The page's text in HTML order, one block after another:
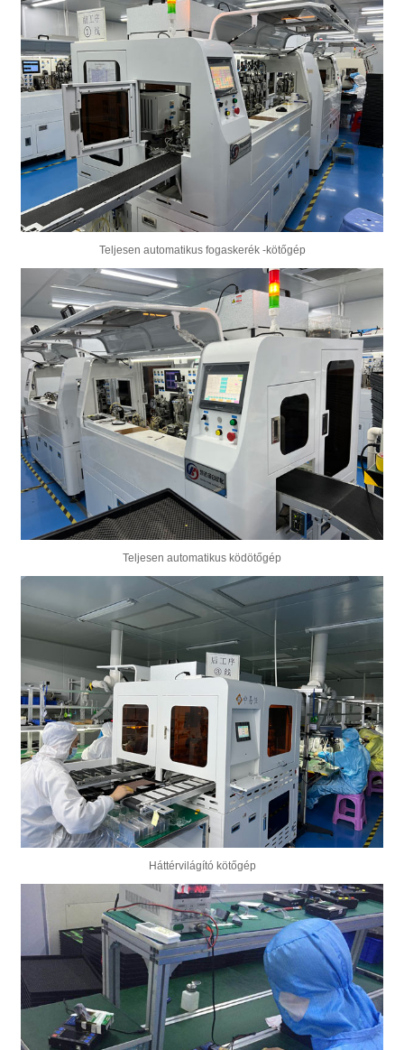
Teljesen automatikus fogaskerék -kötőgép
Teljesen automatikus ködötőgép
Háttérvilágító kötőgép